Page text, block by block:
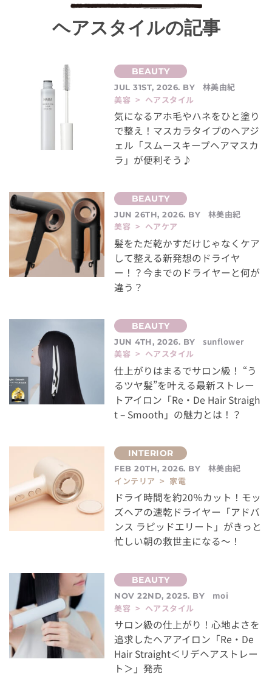
ヘアスタイルの記事
JUL 31ST, 2026. BY
林美由紀
美容 > ヘアスタイル
気になるアホ毛やハネをひと塗り
で整え！マスカラタイプのヘアジ
ェル「スムースキープヘアマスカ
ラ」が便利そう♪
JUN 26TH, 2026. BY
林美由紀
美容 > ヘアケア
髪をただ乾かすだけじゃなくケア
して整える新発想のドライヤ
ー！？今までのドライヤーと何が
違う？
JUN 4TH, 2026. BY
sunflower
美容 > ヘアスタイル
仕上がりはまるでサロン級！ “う
るツヤ髪”を叶える最新ストレー
トアイロン「Re・De Hair Straigh
t – Smooth」の魅力とは！？
FEB 20TH, 2026. BY
林美由紀
インテリア > 家電
ドライ時間を約20％カット！モッ
ズヘアの速乾ドライヤー「アドバ
ンス ラピッドエリート」がきっと
忙しい朝の救世主になる～！
NOV 22ND, 2025. BY
moi
美容 > ヘアスタイル
サロン級の仕上がり！心地よさを
追求したヘアアイロン「Re・De
Hair Straight＜リデヘアストレー
ト＞」発売